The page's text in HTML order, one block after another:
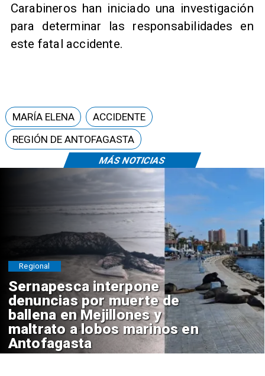
Carabineros han iniciado una investigación
para determinar las responsabilidades en
este fatal accidente.
MÁS NOTICIAS
MARÍA ELENA
ACCIDENTE
REGIÓN DE ANTOFAGASTA
Sernapesca interpone
denuncias por muerte de
ballena en Mejillones y
maltrato a lobos marinos en
Antofagasta
Regional